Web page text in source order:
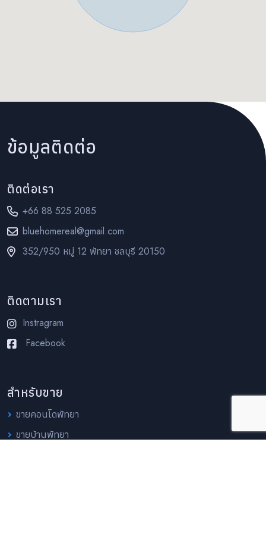
ข้อมูลติดต่อ
ติดต่อเรา
+66 88 525 2085
bluehomereal@gmail.com
352/950 หมู่ 12 พัทยา ชลบุรี 20150
ติดตามเรา
Instragram
Facebook
สำหรับขาย
ขายคอนโดพัทยา
ขายบ้านพัทยา